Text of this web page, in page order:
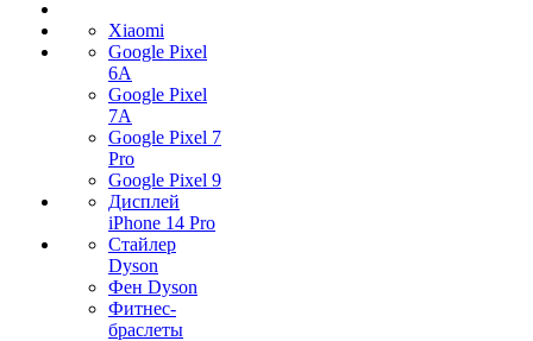
Xiaomi
Google Pixel
6A
Google Pixel
7А
Google Pixel 7
Pro
Google Pixel 9
Дисплей
iPhone 14 Pro
Стайлер
Dyson
Фен Dyson
Фитнес-
браслеты